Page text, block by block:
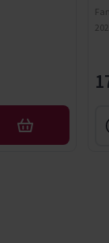
AFEGIR